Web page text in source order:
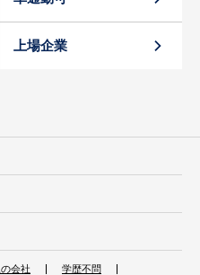
上場企業
会社
学歴不問